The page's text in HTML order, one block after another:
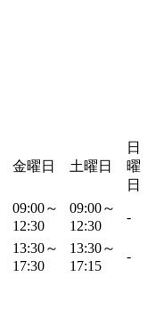
金曜日 土曜日
日
曜
日
09:00～
12:30
09:00～
12:30
-
13:30～
17:30
13:30～
17:15
-